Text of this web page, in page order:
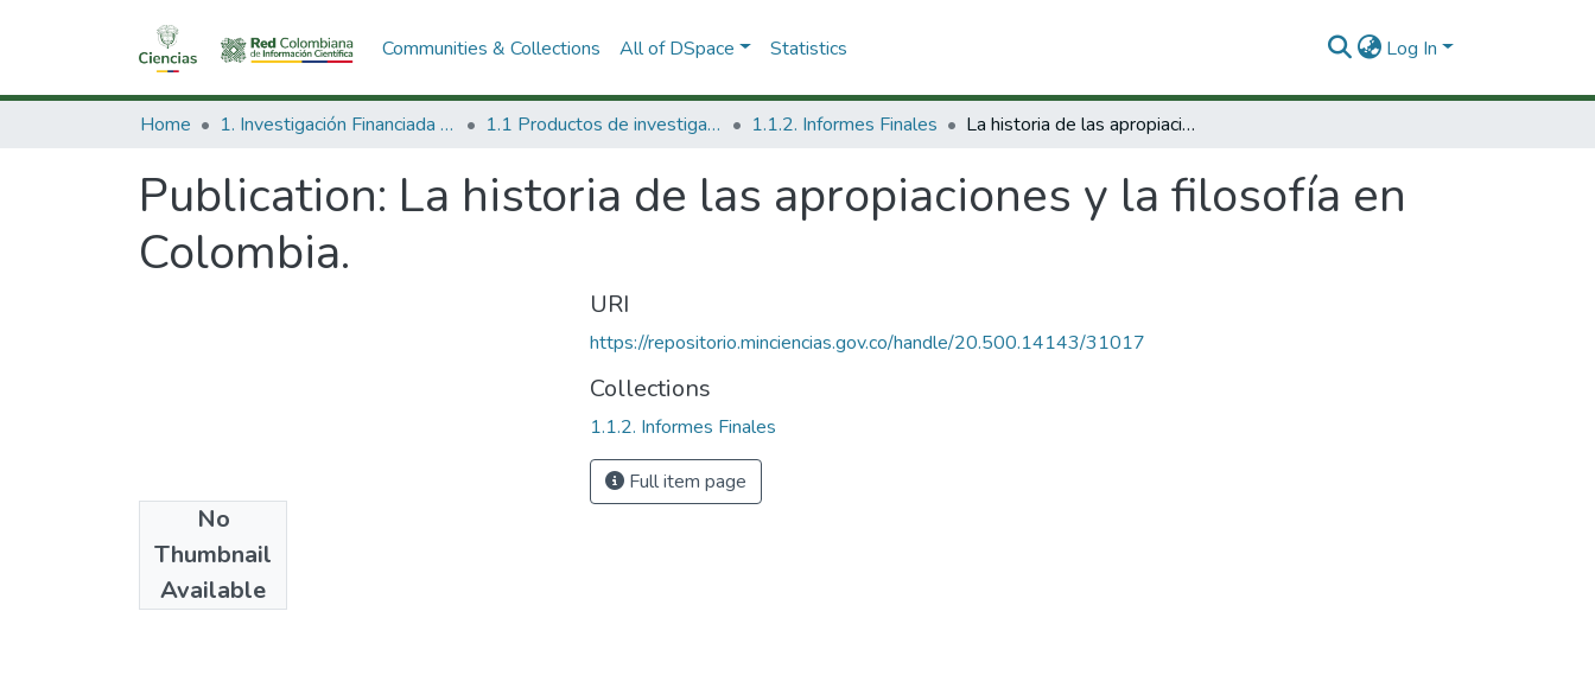
Communities & Collections All of DSpace Statistics Log In
Home 1. Investigación Financiada con Recursos Públicos 1.1 Productos de investigación 1.1.2. Informes Finales La historia de las apropiaciones y la filosofía en Colombia.
Publication: La historia de las apropiaciones y la filosofía en
Colombia.
No
Thumbnail
Available
1994?
URI
https://repositorio.minciencias.gov.co/handle/20.500.14143/31017
Collections
1.1.2. Informes Finales
Full item page